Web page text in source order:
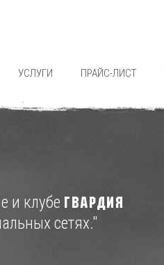
УСЛУГИ ПРАЙС-ЛИСТ
и клубе ГВАРДИЯ
сетях."